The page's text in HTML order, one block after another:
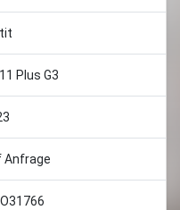
Plus G3
Anfrage